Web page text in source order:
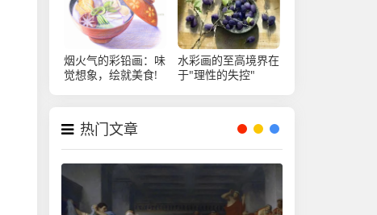
烟火气的彩铅画：味
觉想象，绘就美食!
水彩画的至高境界在
于"理性的失控"
热门文章